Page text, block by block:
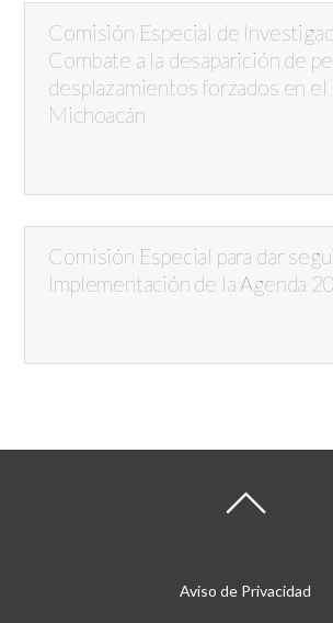
Comisión Especial de
Combate a la desaparición de
desplazamientos forzados en el
Michoacán
Comisión Especial para dar
Implementación de la Agenda
Aviso de Privacidad